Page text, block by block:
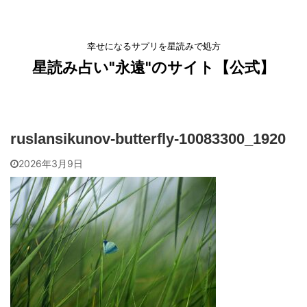
幸せになるサプリを星読みで処方
星読み占い"永遠"のサイト【公式】
ruslansikunov-butterfly-10083300_1920
2026年3月9日